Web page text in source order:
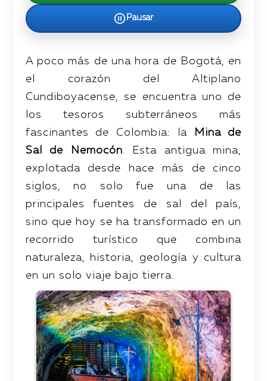
Pausar
A poco más de una hora de Bogotá, en
el corazón del Altiplano
Cundiboyacense, se encuentra uno de
los tesoros subterráneos más
fascinantes de Colombia: la
Mina de
Sal de Nemocón. Esta antigua mina,
explotada desde hace más de cinco
siglos, no solo fue una de las
principales fuentes de sal del país,
sino que hoy se ha transformado en un
recorrido turístico que combina
naturaleza, historia, geología y cultura
en un solo viaje bajo tierra.